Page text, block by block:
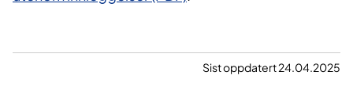
Sist oppdatert 24.04.2025